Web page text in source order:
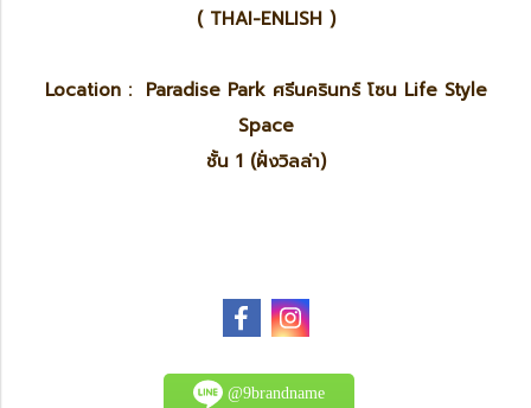
( THAI-ENLISH )
Location : Paradise Park ศรีนครินทร์ โซน Life Style
Space
ชั้น 1 (ฝั่งวิลล่า)
@9brandname